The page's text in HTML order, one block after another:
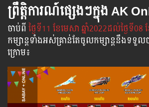
ព្រឹត្តិការណ៍ផ្សេងៗក្នុង AK
ចាប់​ពី​ ថ្ងៃ​ទី11 ខែមេសា​ ឆ្នាំ2022ដល់​ថ្ងៃ​ទី08
កម្សាន្ដ​ទាំងអស់​គ្រាន់​តែ​ចូល​កម្សាន្ដ​នឹង​ទទួល​ប
ក្រោម​៖